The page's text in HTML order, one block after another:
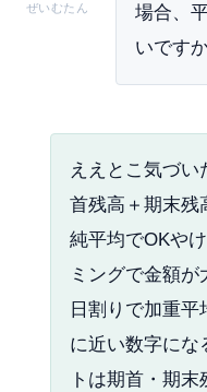
ぜいむたん
場合、
いです
ええとこ気づい
首残高＋期末残
純平均でOKや
ミングで金額が
日割りで加重
に近い数字にな
トは期首・期